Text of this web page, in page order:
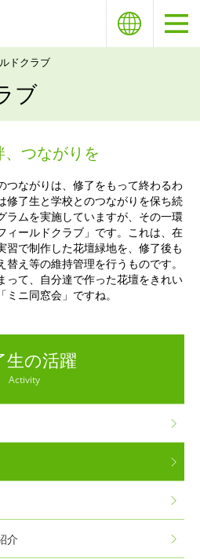
ドクラブ
ブ
つながりを
つながりは、修了をもって終わるわ
修了生と学校とのつながりを保ち続
ラムを実施していますが、その一環
ィールドクラブ」です。これは、在
習で制作した花壇緑地を、修了後も
え等の維持管理を行うものです。
って、自分達で作った花壇をきれい
ニ同窓会」ですね。
生の活躍
Activity
介